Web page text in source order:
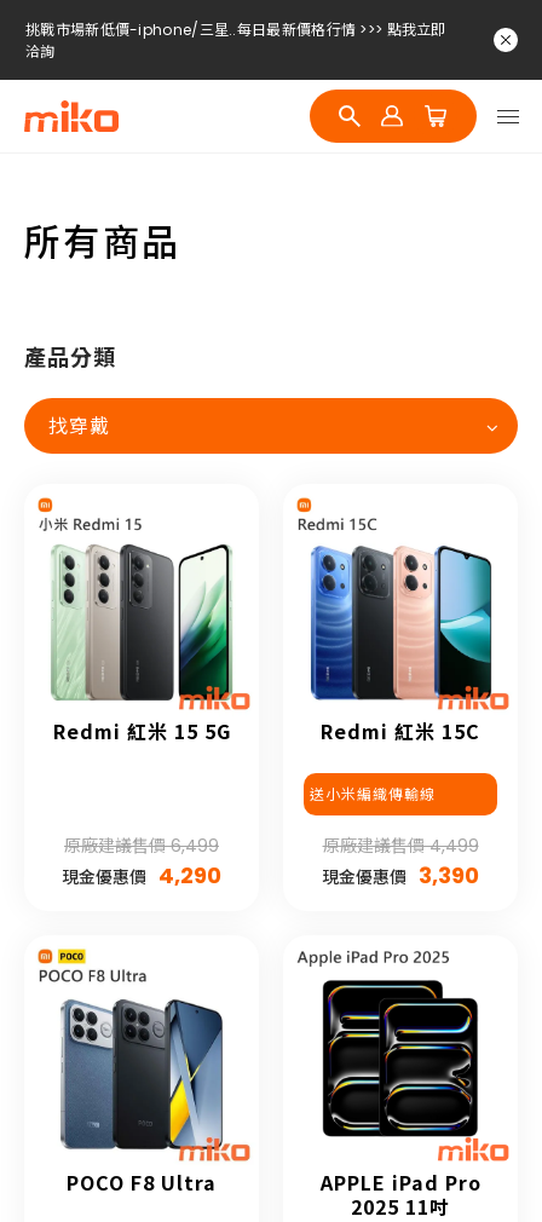
挑戰市場新低價-iphone/三星..每日最新價格行情 >>> 點我立即
洽詢
挑戰市場新低價-iphone/三星..每日最新價格行情 >>> 點我立即
洽詢
挑戰市場新低價-iphone/三星..每日最新價格行情 >>> 點我立即
所有商品
產品分類
找穿戴
Redmi 紅米 15 5G
原廠建議售價 6,499
現金優惠價 4,290
Redmi 紅米 15C
送小米編織傳輸線
原廠建議售價 4,499
現金優惠價 3,390
POCO F8 Ultra
APPLE iPad Pro
2025 11吋